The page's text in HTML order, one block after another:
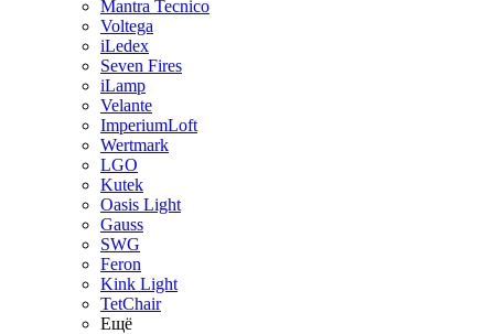
Mantra Tecnico
Voltega
iLedex
Seven Fires
iLamp
Velante
ImperiumLoft
Wertmark
LGO
Kutek
Oasis Light
Gauss
SWG
Feron
Kink Light
TetСhair
Ещё